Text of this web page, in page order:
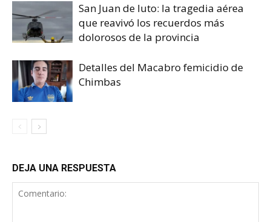
San Juan de luto: la tragedia aérea
que reavivó los recuerdos más
dolorosos de la provincia
Detalles del Macabro femicidio de
Chimbas
DEJA UNA RESPUESTA